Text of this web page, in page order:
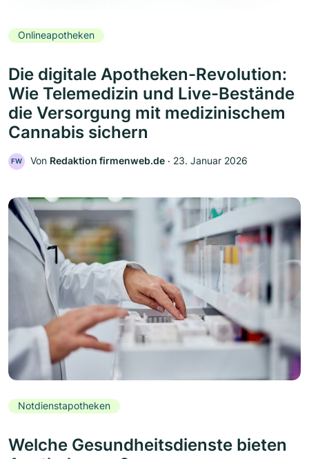
Onlineapotheken
Die digitale Apotheken-Revolution:
Wie Telemedizin und Live-Bestände
die Versorgung mit medizinischem
Cannabis sichern
FW Von Redaktion firmenweb.de ‧ 23. Januar 2026
Notdienstapotheken
Welche Gesundheitsdienste bieten